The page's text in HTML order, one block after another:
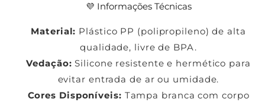
💜 Informações Técnicas
Material: Plástico PP (polipropileno) de alta
qualidade, livre de BPA.
Vedação: Silicone resistente e hermético para
evitar entrada de ar ou umidade.
Cores Disponíveis: Tampa branca com corpo